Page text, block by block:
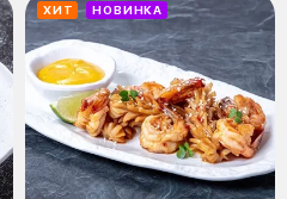
ХИТ НОВИНКА